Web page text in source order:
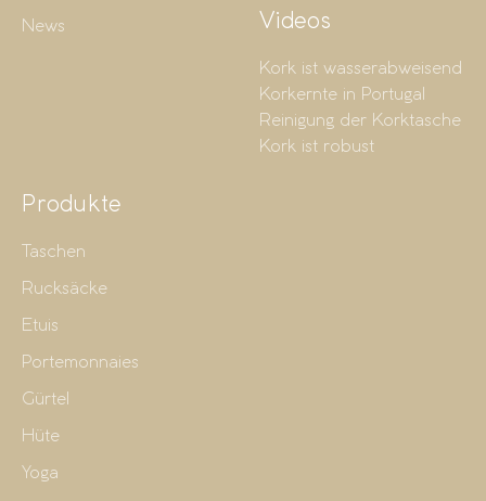
News Videos
Kork ist wasserabweisend
Korkernte in Portugal
Reinigung der Korktasche
Kork ist robust
Produkte
Taschen
Rucksäcke
Etuis
Portemonnaies
Gürtel
Hüte
Yoga